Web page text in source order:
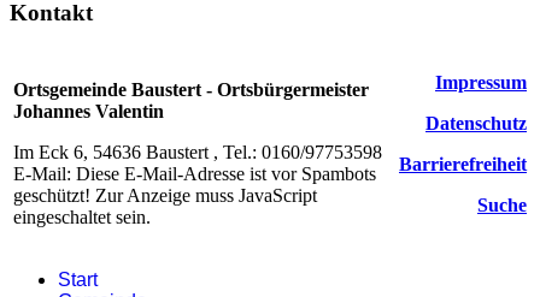
Kontakt
Ortsgemeinde Baustert - Ortsbürgermeister
Johannes Valentin
Im Eck 6, 54636 Baustert , Tel.: 0160/97753598
E-Mail: Diese E-Mail-Adresse ist vor Spambots
geschützt! Zur Anzeige muss JavaScript
eingeschaltet sein.
Impressum
Datenschutz
Barrierefreiheit
Suche
Start